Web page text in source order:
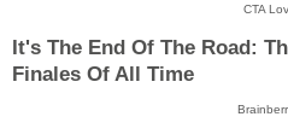
CTA
It's The End Of The Road:
Finales Of All Time